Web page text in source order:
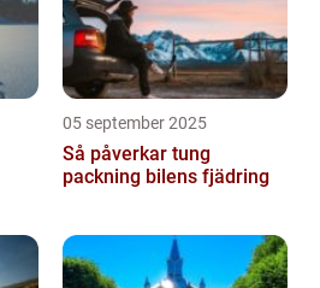
05 september 2025
Så påverkar tung
packning bilens fjädring